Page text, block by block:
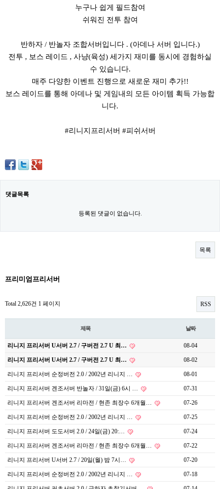
누구나 쉽게 필드참여
쉬워진 전투 참여
반하자 / 반놀자 조합서버입니다 . (아데나 서버 입니다.)
전투 , 보스 레이드 , 사냥(육성) 세가지 재미를 동시에 경험하실
수 있습니다.
매주 다양한 이벤트 진행으로 새로운 재미 추가!!
보스 레이드를 통해 아데나 및 게임내의 모든 아이템 획득 가능합
니다.
#리니지프리서버 #피쉬서버
댓글목록
등록된 댓글이 없습니다.
목록
프리미엄프리서버
Total 2,626건 1 페이지 RSS
제목 날짜
리니지 프리서버 U서버 2.7 / 구버전 2.7 U 최… 08-04
리니지 프리서버 U서버 2.7 / 구버전 2.7 U 최… 08-02
리니지 프리서버 순정버전 2.0 / 2002년 리니지 … 08-01
리니지 프리서버 겐조서버 반놀자 / 31일(금) 6시 … 07-31
리니지 프리서버 겐조서버 리마전 / 현존 최장수 6개월… 07-26
리니지 프리서버 순정버전 2.0 / 2002년 리니지 … 07-25
리니지 프리서버 도도서버 2.0 / 24일(금) 20:… 07-24
리니지 프리서버 겐조서버 리마전 / 현존 최장수 6개월… 07-22
리니지 프리서버 U서버 2.7 / 20일(월) 밤 7시… 07-20
리니지 프리서버 순정버전 2.0 / 2002년 리니지 … 07-18